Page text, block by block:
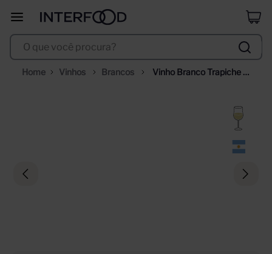
O que você procura?
Vinhos Brancos
Vinho Branco Trapiche
º duff
corpus astral
10ºsanta helena